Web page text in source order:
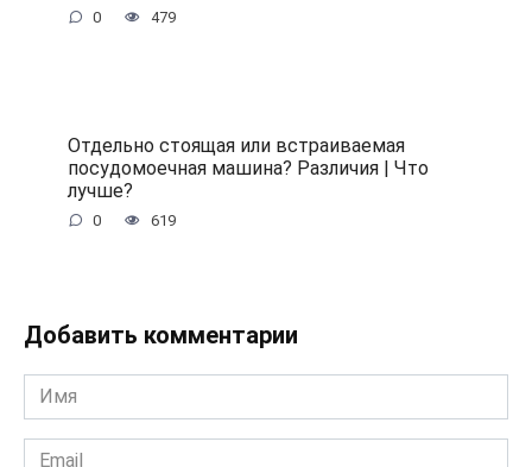
0 479
Отдельно стоящая или встраиваемая
посудомоечная машина? Различия | Что
лучше?
0 619
Добавить комментарии
Имя
*
Email